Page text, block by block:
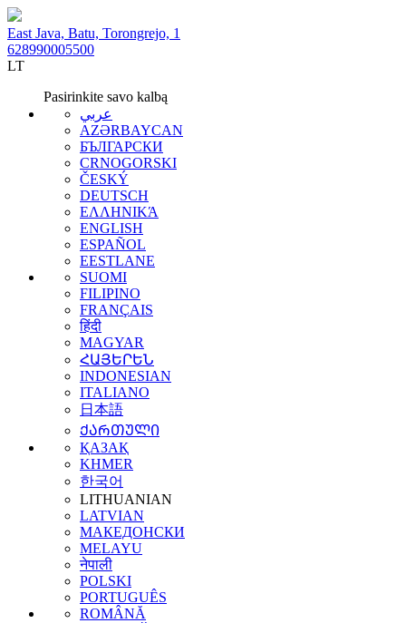
East Java, Batu, Torongrejo, 1
628990005500
LT
Pasirinkite savo kalbą
عربي
AZƏRBAYCAN
БЪЛГАРСКИ
CRNOGORSKI
ČESKÝ
DEUTSCH
ΕΛΛΗΝΙΚΆ
ENGLISH
ESPAÑOL
EESTLANE
SUOMI
FILIPINO
FRANÇAIS
हिंदी
MAGYAR
ՀԱՅԵՐԵՆ
INDONESIAN
ITALIANO
日本語
ᲥᲐᲠᲗᲣᲚᲘ
ҚАЗАҚ
KHMER
한국어
LITHUANIAN
LATVIAN
МАКЕДОНСКИ
MELAYU
नेपाली
POLSKI
PORTUGUÊS
ROMÂNĂ